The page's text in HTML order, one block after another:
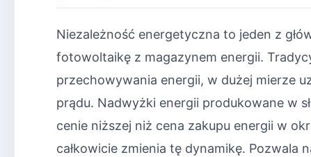
Niezależność energetyczna to jeden z
fotowoltaikę z magazynem energii.
przechowywania energii, w dużej mierze
prądu. Nadwyżki energii produkowane w
cenie niższej niż cena zakupu energii w
całkowicie zmienia tę dynamikę. Pozwala